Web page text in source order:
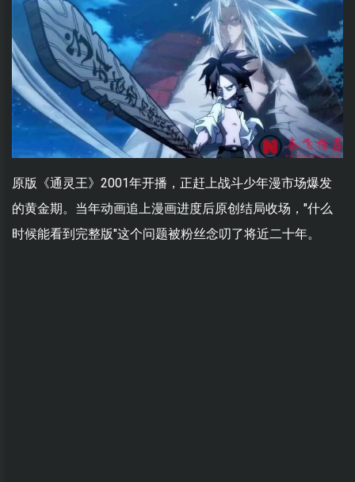
原版《通灵王》2001年开播，正赶上战斗少年漫市场爆发
的黄金期。当年动画追上漫画进度后原创结局收场，"什么
时候能看到完整版"这个问题被粉丝念叨了将近二十年。